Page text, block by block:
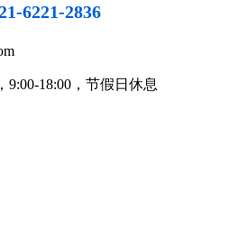
6221-2836
18:00，节假日休息